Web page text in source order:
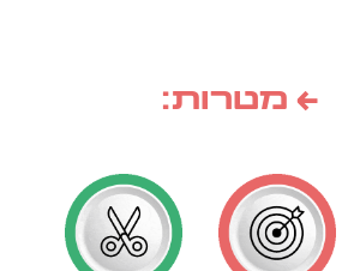
← מטרות: